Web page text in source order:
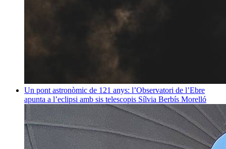
Un pont astronòmic de 121 anys: l’Observatori de l’Ebre
apunta a l’eclipsi amb sis telescopis Sílvia Berbís Morelló